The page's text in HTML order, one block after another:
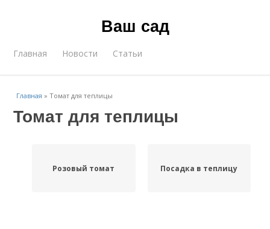
Ваш сад
Главная Новости Статьи
Главная »Томат для теплицы
Томат для теплицы
Розовый томат Посадка в теплицу